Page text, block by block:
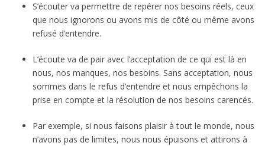
S’écouter va permettre de repérer nos besoins réels, ceux
que nous ignorons ou avons mis de côté ou même avons
refusé d’entendre.
L’écoute va de pair avec l’acceptation de ce qui est là en
nous, nos manques, nos besoins. Sans acceptation, nous
sommes dans le refus d’entendre et nous empêchons la
prise en compte et la résolution de nos besoins carencés.
Par exemple, si nous faisons plaisir à tout le monde, nous
n’avons pas de limites, nous nous épuisons et attirons à